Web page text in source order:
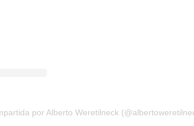
por Alberto Weretilneck